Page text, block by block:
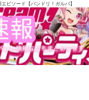
ピソード【バンドリ！ガルパ】